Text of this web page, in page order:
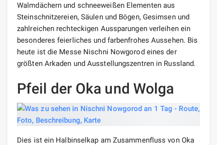
Walmdächern und schneeweißen Elementen aus
Steinschnitzereien, Säulen und Bögen, Gesimsen und
zahlreichen rechteckigen Aussparungen verleihen ein
besonderes feierliches und farbenfrohes Aussehen. Bis
heute ist die Messe Nischni Nowgorod eines der
größten Arkaden und Ausstellungszentren in Russland.
Pfeil der Oka und Wolga
Dies ist ein Halbinselkap am Zusammenfluss von Oka